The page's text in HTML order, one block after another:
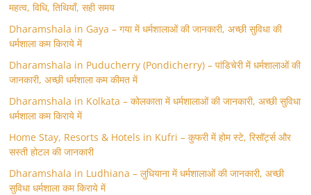
महत्व, विधि, तिथियाँ, सही समय
Dharamshala in Gaya – गया में धर्मशालाओं की जानकारी, अच्छी सुविधा की
धर्मशाला कम किराये में
Dharamshala in Puducherry (Pondicherry) – पांडिचेरी में धर्मशालाओं की
जानकारी, अच्छी धर्मशाला कम कीमत में
Dharamshala in Kolkata – कोलकाता में धर्मशालाओं की जानकारी, अच्छी सुविधा
धर्मशाला कम किराये में
Home Stay, Resorts & Hotels in Kufri – कुफरी में होम स्‍टे, रिसॉर्ट्स और
सस्ती होटल की जानकारी
Dharamshala in Ludhiana – लुधियाना में धर्मशालाओं की जानकारी, अच्छी
सुविधा धर्मशाला कम किराये में